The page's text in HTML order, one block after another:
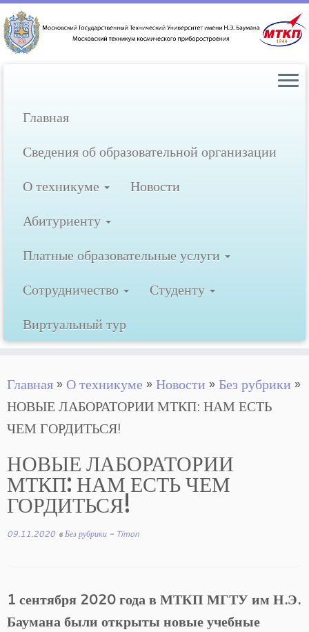
Перейти
к
содержимому
Главная
Сведения об образовательной организации
О техникуме
Новости
Абитуриенту
Платные образовательные услуги
Сотрудничество
Студенту
Виртуальный тур
Главная» О техникуме »Новости »Без рубрики »
НОВЫЕ ЛАБОРАТОРИИ МТКП: НАМ ЕСТЬ
ЧЕМ ГОРДИТЬСЯ!
НОВЫЕ ЛАБОРАТОРИИ
МТКП: НАМ ЕСТЬ ЧЕМ
ГОРДИТЬСЯ!
09.11.2020вБез рубрики - Timon
1 сентября 2020 года в МТКП МГТУ им Н.Э.
Баумана были открыты новые учебные